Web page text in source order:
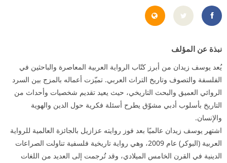
https://www.facebook.com/dr.youssef.ziedan
نبذة عن المؤلف
يُعد يوسف زيدان من أبرز كتّاب الرواية العربية المعاصرة والباحثين في
الفلسفة والتصوف وتاريخ التراث العربي. تميّزت أعماله بالمزج بين السرد
الروائي العميق والبحث التاريخي، حيث يعيد تقديم شخصيات وأحداث من
التاريخ بأسلوب أدبي مشوّق يطرح أسئلة فكرية حول الدين والهوية
والإنسان.
اشتهر يوسف زيدان عالميًا بعد فوز روايته عزازيل بالجائزة العالمية للرواية
العربية (البوكر) عام 2009، وهي رواية تاريخية فلسفية تناولت الصراعات
الدينية في القرن الخامس الميلادي، وقد تُرجمت إلى العديد من اللغات